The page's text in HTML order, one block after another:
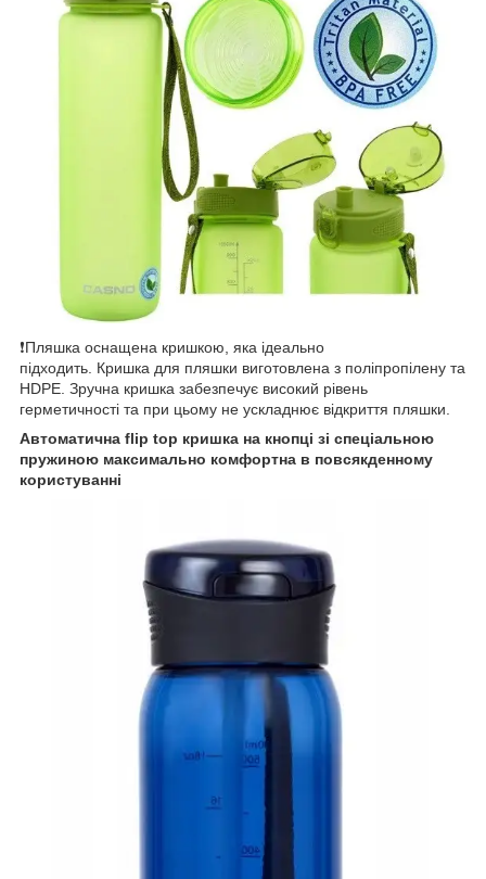
❗Пляшка оснащена кришкою, яка ідеально
підходить. Кришка для пляшки виготовлена з поліпропілену та
HDPE. Зручна кришка забезпечує високий рівень
герметичності та при цьому не ускладнює відкриття пляшки.
Автоматична flip top кришка на кнопці зі спеціальною
пружиною максимально комфортна в повсякденному
користуванні